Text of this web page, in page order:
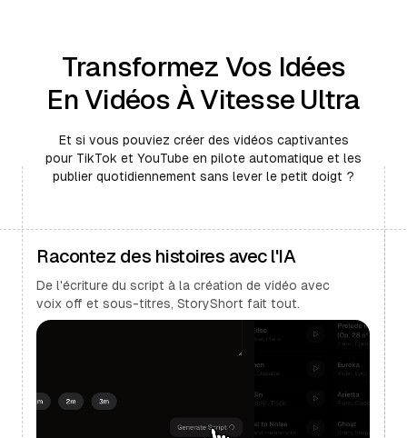
Transformez Vos Idées
En Vidéos À Vitesse Ultra
Et si vous pouviez créer des vidéos captivantes
pour TikTok et YouTube en pilote automatique et les
publier quotidiennement sans lever le petit doigt ?
Racontez des histoires avec l'IA
De l'écriture du script à la création de vidéo avec
voix off et sous-titres, StoryShort fait tout.